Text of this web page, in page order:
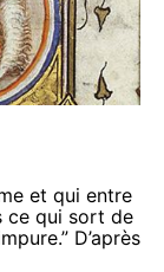
et qui entre
ce qui sort de
D’après